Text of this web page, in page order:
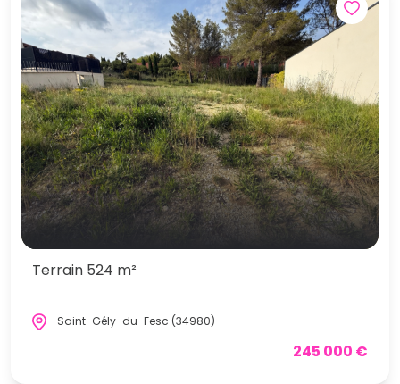
Terrain 524 m²
Saint-Gély-du-Fesc (34980)
245 000 €